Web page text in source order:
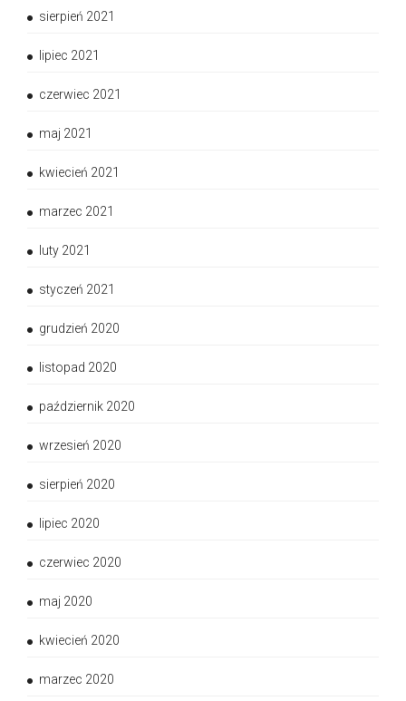
sierpień 2021
lipiec 2021
czerwiec 2021
maj 2021
kwiecień 2021
marzec 2021
luty 2021
styczeń 2021
grudzień 2020
listopad 2020
październik 2020
wrzesień 2020
sierpień 2020
lipiec 2020
czerwiec 2020
maj 2020
kwiecień 2020
marzec 2020